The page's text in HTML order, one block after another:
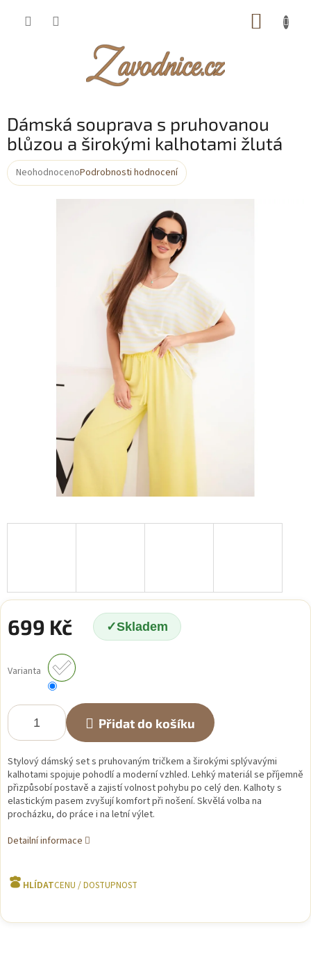
Dámská souprava s pruhovanou
blůzou a širokými kalhotami žlutá
Průměrné
NeohodnocenoPodrobnosti hodnocení
699 Kč Skladem
cena:
Varianta
Přidat do košíku
Stylový dámský set s pruhovaným tričkem a širokými splývavými
kalhotami spojuje pohodlí a moderní vzhled. Lehký materiál se příjemně
přizpůsobí postavě a zajistí volnost pohybu po celý den. Kalhoty s
elastickým pasem zvyšují komfort při nošení. Skvělá volba na
procházku, do práce i na letní výlet.
Detailní informace
HLÍDAT